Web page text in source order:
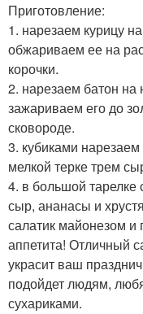
Приготовление:
1. нарезаем курицу
обжариваем ее на
корочки.
2. нарезаем батон на
зажариваем его до
сковороде.
3. кубиками
мелкой терке трем
4. в большой
сыр, ананасы и
салатик майонезом и
аппетита! Отличный
украсит ваш
подойдет людям,
сухариками.